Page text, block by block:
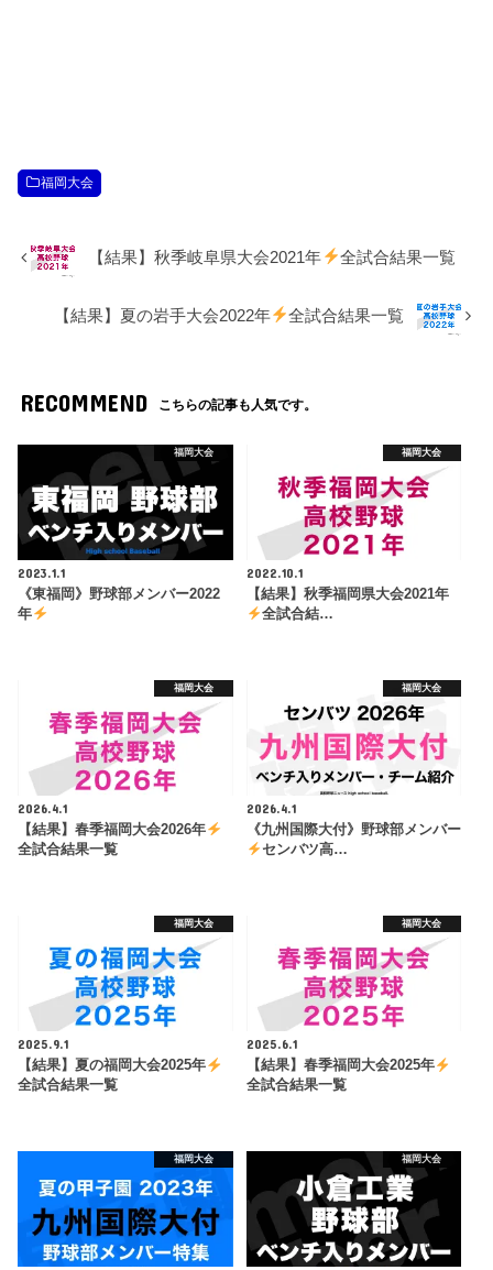
福岡大会
【結果】秋季岐阜県大会2021年 全試合結果一覧
【結果】夏の岩手大会2022年 全試合結果一覧
RECOMMEND こちらの記事も人気です。
福岡大会
2023.1.1
《東福岡》野球部メンバー2022
年
福岡大会
2022.10.1
【結果】秋季福岡県大会2021年
全試合結…
福岡大会
2026.4.1
【結果】春季福岡大会2026年
全試合結果一覧
福岡大会
2026.4.1
《九州国際大付》野球部メンバー
センバツ高…
福岡大会
2025.9.1
【結果】夏の福岡大会2025年
全試合結果一覧
福岡大会
2025.6.1
【結果】春季福岡大会2025年
全試合結果一覧
福岡大会 福岡大会